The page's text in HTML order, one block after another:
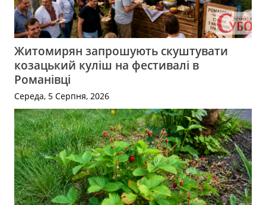
Житомирян запрошують скуштувати
козацький куліш на фестивалі в
Романівці
Середа, 5 Серпня, 2026